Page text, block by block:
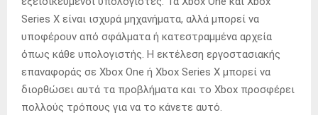
Series X είναι ισχυρά μηχανήματα, αλλά μπορεί να
υποφέρουν από σφάλματα ή κατεστραμμένα αρχεία
όπως κάθε υπολογιστής. Η εκτέλεση εργοστασιακής
επαναφοράς σε Xbox One ή Xbox Series X μπορεί να
διορθώσει αυτά τα προβλήματα και το Xbox προσφέρει
πολλούς τρόπους για να το κάνετε αυτό.